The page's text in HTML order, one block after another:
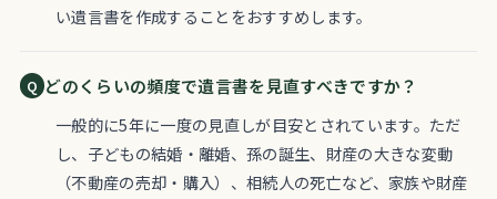
い遺言書を作成することをおすすめします。
どのくらいの頻度で遺言書を見直すべきですか？
一般的に5年に一度の見直しが目安とされています。ただ
し、子どもの結婚・離婚、孫の誕生、財産の大きな変動
（不動産の売却・購入）、相続人の死亡など、家族や財産